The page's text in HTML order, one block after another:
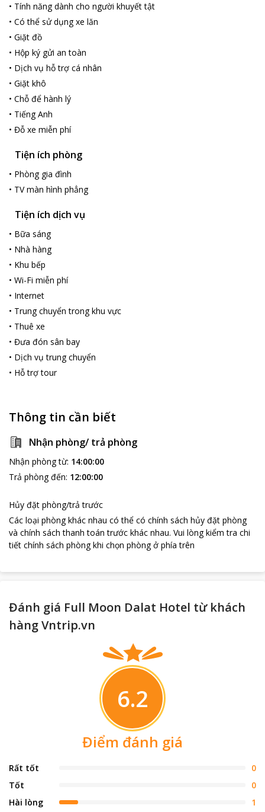
• Tính năng dành cho người khuyết tật
• Có thể sử dụng xe lăn
• Giặt đồ
• Hộp ký gửi an toàn
• Dịch vụ hỗ trợ cá nhân
• Giặt khô
• Chỗ để hành lý
• Tiếng Anh
• Đỗ xe miễn phí
Tiện ích phòng
• Phòng gia đình
• TV màn hình phẳng
Tiện ích dịch vụ
• Bữa sáng
• Nhà hàng
• Khu bếp
• Wi-Fi miễn phí
• Internet
• Trung chuyển trong khu vực
• Thuê xe
• Đưa đón sân bay
• Dịch vụ trung chuyển
• Hỗ trợ tour
Thông tin cần biết
Nhận phòng/ trả phòng
Nhận phòng từ: 14:00:00
Trả phòng đến: 12:00:00
Hủy đặt phòng/trả trước
Các loại phòng khác nhau có thể có chính sách hủy đặt phòng
và chính sách thanh toán trước khác nhau. Vui lòng kiểm tra chi
tiết chính sách phòng khi chọn phòng ở phía trên
Đánh giá Full Moon Dalat Hotel từ khách
hàng Vntrip.vn
6.2
Điểm đánh giá
Rất tốt
0
Tốt
0
Hài lòng
1